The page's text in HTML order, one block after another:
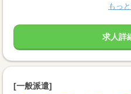
もっ
求人詳
[一般派遣]